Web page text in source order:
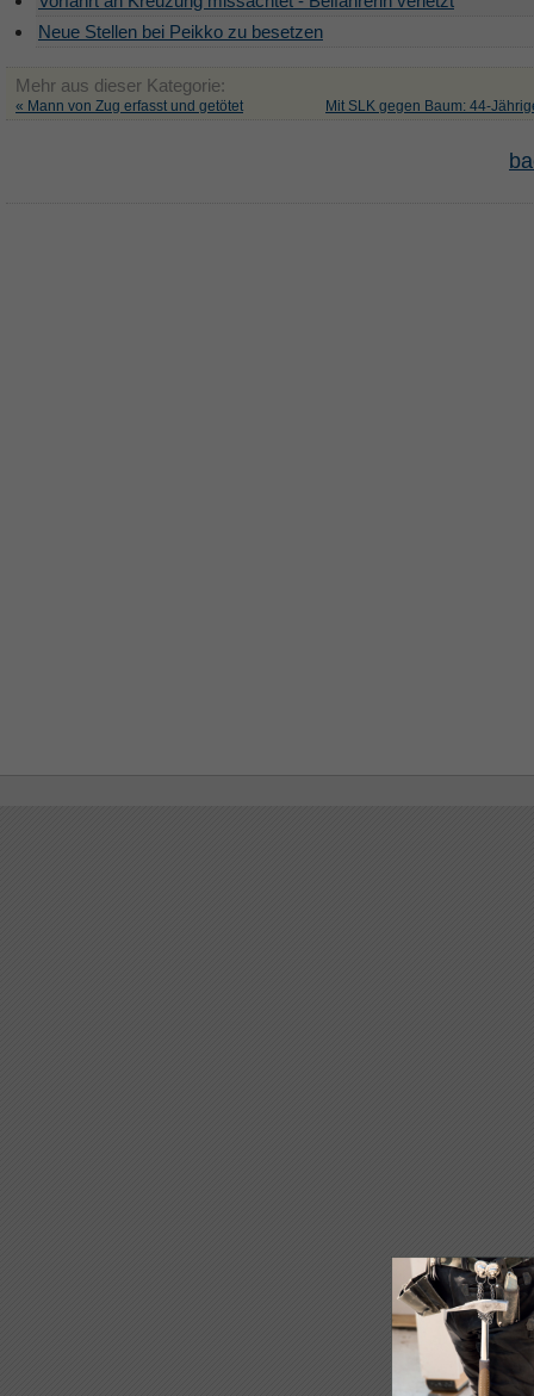
Neue Stellen bei Peikko zu besetzen
Mehr aus dieser Kategorie:
« Mann von Zug erfasst und getötet Mit SLK gegen Baum: 44-